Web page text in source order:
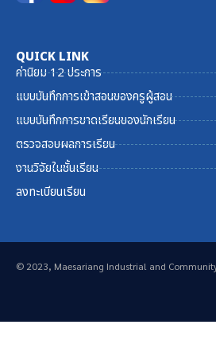
QUICK LINK
ค่านิยม 12 ประการ
แบบบันทึกการเข้าสอนของครูผู้สอน
แบบบันทึกการขาดเรียนของนักเรียน
ตรวจสอบผลการเรียน
งานวิจัยในชั้นเรียน
ลงทะเบียนเรียน
© 2023, Maesariang Industrial and